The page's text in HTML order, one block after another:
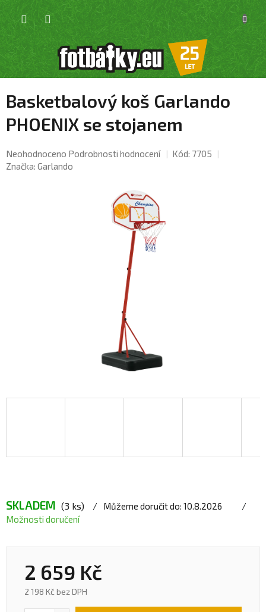
Přejít
obsah
KOŠÍK
Basketbalový koš Garlando
PHOENIX se stojanem
Průměrné
hodnocení
Neohodnoceno Podrobnosti hodnocení Kód: 7705
Značka: Garlando
SKLADEM (3 ks) Můžeme doručit do: 10.8.2026
Možnosti doručení
2 659 Kč
2 198 Kč bez DPH